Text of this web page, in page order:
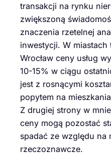
transakcji na rynku
zwiększoną
znaczenia rzetelnej
inwestycji. W
Wrocław ceny usług
10-15% w ciągu
jest z rosnącymi
popytem na
Z drugiej strony w
ceny mogą pozostać
spadać ze względu na
rzeczoznawcze.